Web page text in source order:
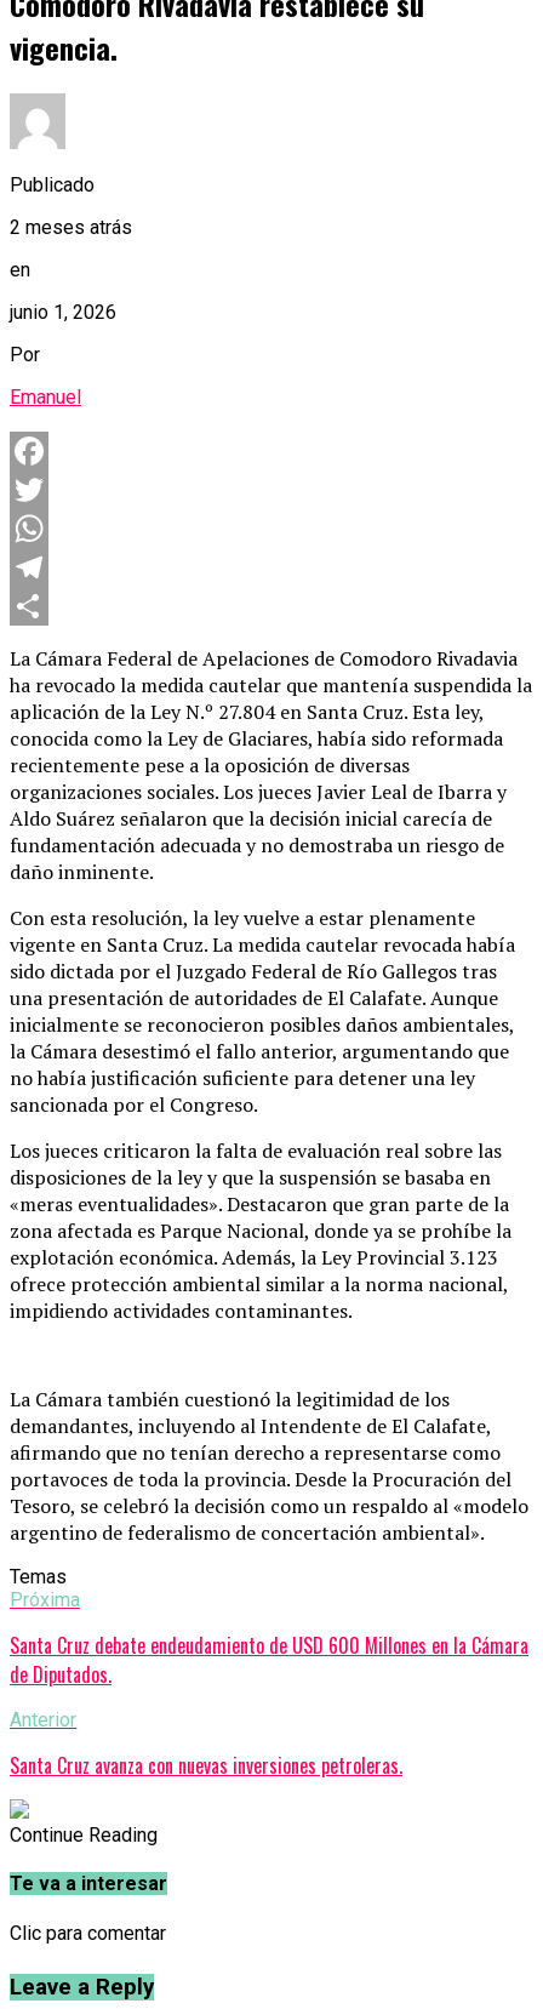
vigencia.
Publicado
2 meses atrás
en
junio 1, 2026
Por
Emanuel
Facebook
Twitter
WhatsApp
Telegram
La Cámara Federal de Apelaciones de Comodoro Rivadavia
ha revocado la medida cautelar que mantenía suspendida la
aplicación de la Ley N.º 27.804 en Santa Cruz. Esta ley,
conocida como la Ley de Glaciares, había sido reformada
recientemente pese a la oposición de diversas
organizaciones sociales. Los jueces Javier Leal de Ibarra y
Aldo Suárez señalaron que la decisión inicial carecía de
fundamentación adecuada y no demostraba un riesgo de
daño inminente.
Con esta resolución, la ley vuelve a estar plenamente
vigente en Santa Cruz. La medida cautelar revocada había
sido dictada por el Juzgado Federal de Río Gallegos tras
una presentación de autoridades de El Calafate. Aunque
inicialmente se reconocieron posibles daños ambientales,
la Cámara desestimó el fallo anterior, argumentando que
no había justificación suficiente para detener una ley
sancionada por el Congreso.
Los jueces criticaron la falta de evaluación real sobre las
disposiciones de la ley y que la suspensión se basaba en
«meras eventualidades». Destacaron que gran parte de la
zona afectada es Parque Nacional, donde ya se prohíbe la
explotación económica. Además, la Ley Provincial 3.123
ofrece protección ambiental similar a la norma nacional,
impidiendo actividades contaminantes.
La Cámara también cuestionó la legitimidad de los
demandantes, incluyendo al Intendente de El Calafate,
afirmando que no tenían derecho a representarse como
portavoces de toda la provincia. Desde la Procuración del
Tesoro, se celebró la decisión como un respaldo al «modelo
argentino de federalismo de concertación ambiental».
Temas
Próxima
Santa Cruz debate endeudamiento de USD 600 Millones en la Cámara
de Diputados.
Anterior
Santa Cruz avanza con nuevas inversiones petroleras.
Continue Reading
Te va a interesar
Clic para comentar
Leave a Reply